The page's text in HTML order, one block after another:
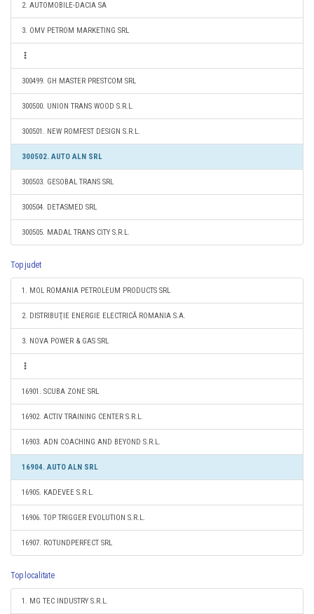
2. AUTOMOBILE-DACIA SA
3. OMV PETROM MARKETING SRL
300499. GH MASTER PRESTCOM SRL
300500. UNION TRANS WOOD S.R.L.
300501. NEW ROMFEST DESIGN S.R.L.
300502. AUTO ALN SRL
300503. GESOBAL TRANS SRL
300504. DETASMED SRL
300505. MADAL TRANS CITY S.R.L.
Top judet
1. MOL ROMANIA PETROLEUM PRODUCTS SRL
2. DISTRIBUŢIE ENERGIE ELECTRICĂ ROMANIA S.A.
3. NOVA POWER & GAS SRL
16901. SCUBA ZONE SRL
16902. ACTIV TRAINING CENTER S.R.L.
16903. ADN COACHING AND BEYOND S.R.L.
16904. AUTO ALN SRL
16905. KADEVEE S.R.L.
16906. TOP TRIGGER EVOLUTION S.R.L.
16907. ROTUNDPERFECT SRL
Top localitate
1. MG TEC INDUSTRY S.R.L.